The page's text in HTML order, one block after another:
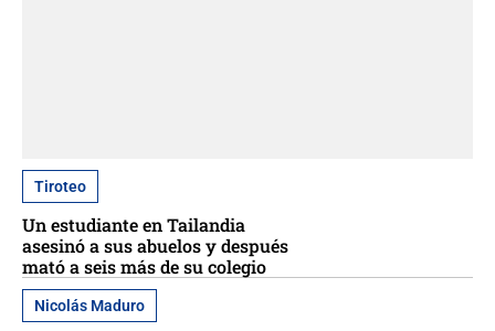
Tiroteo
Un estudiante en Tailandia
asesinó a sus abuelos y después
mató a seis más de su colegio
Nicolás Maduro